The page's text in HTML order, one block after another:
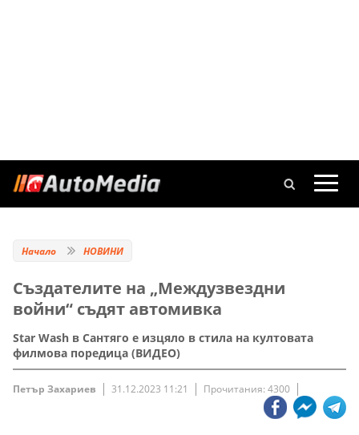
Начало НОВИНИ
Създателите на „Междузвездни
войни“ съдят автомивка
Star Wash в Сантяго е изцяло в стила на култовата
филмова поредица (ВИДЕО)
Петър Захариев 31.12.2023 11:21 Прочитания: 4300